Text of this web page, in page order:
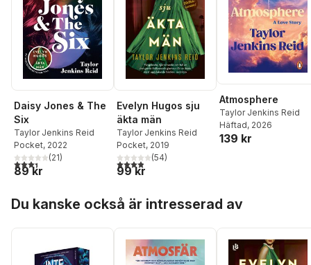
Daisy Jones & The
Six
Taylor Jenkins Reid
Pocket, 2022
3,4utav 5 stjärnor. Totalt antal röster:
(21)
89 kr
Evelyn Hugos sju
äkta män
Taylor Jenkins Reid
Pocket, 2019
3,9utav 5 stjärnor. Totalt antal röster:
(54)
99 kr
Atmosphere
Taylor Jenkins Reid
Häftad, 2026
139 kr
Du kanske också är intresserad av